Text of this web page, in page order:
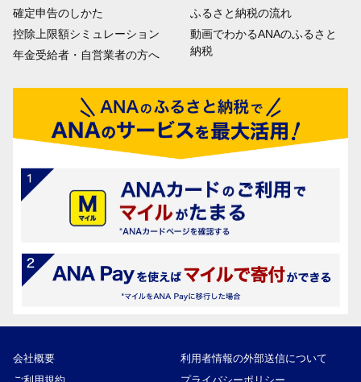
確定申告のしかた
控除上限額シミュレーション
年金受給者・自営業者の方へ
ふるさと納税の流れ
動画でわかるANAのふるさと
納税
会社概要
利用者情報の外部送信について